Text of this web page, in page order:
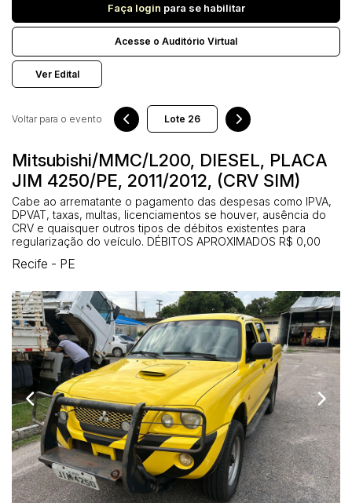
Faça login para se habilitar
Acesse o Auditório Virtual
Ver Edital
Mitsubishi/MMC/L200, DIESEL, PLACA
JIM 4250/PE, 2011/2012, (CRV SIM)
Cabe ao arrematante o pagamento das despesas como IPVA,
DPVAT, taxas, multas, licenciamentos se houver, ausência do
CRV e quaisquer outros tipos de débitos existentes para
regularização do veículo. DÉBITOS APROXIMADOS R$ 0,00
Recife - PE
Voltar para o evento